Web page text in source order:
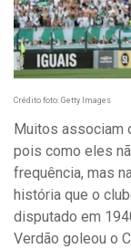
Crédito foto: Getty Images
Muitos associam
pois como eles
frequência, mas
história que o
disputado em
Verdão goleou o